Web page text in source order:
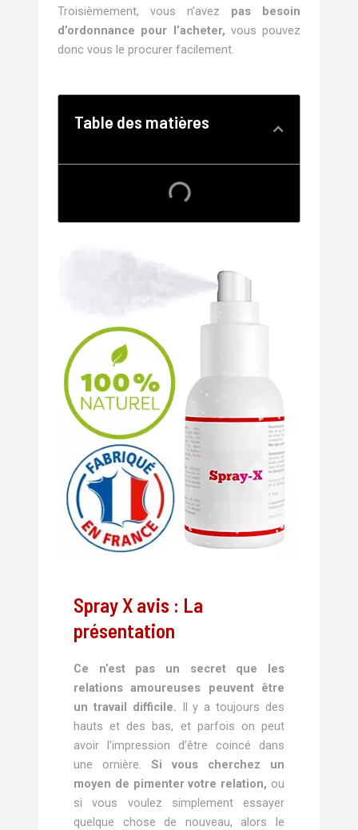
Troisièmement, vous n’avez pas besoin
d’ordonnance pour l’acheter, vous pouvez
donc vous le procurer facilement.
Table des matières
Spray X avis : La
présentation
Ce n’est pas un secret que les
relations amoureuses peuvent être
un travail difficile. Il y a toujours des
hauts et des bas, et parfois on peut
avoir l’impression d’être coincé dans
une ornière.Si vous cherchez un
moyen de pimenter votre relation, ou
si vous voulez simplement essayer
quelque chose de nouveau, alors le